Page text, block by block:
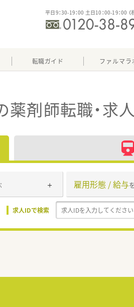
平日9：30-19：00 土日10：00-19：00
転職ガイド ファルマラ
薬剤師転職・求
雇用形態 / 給与
求人IDで検索